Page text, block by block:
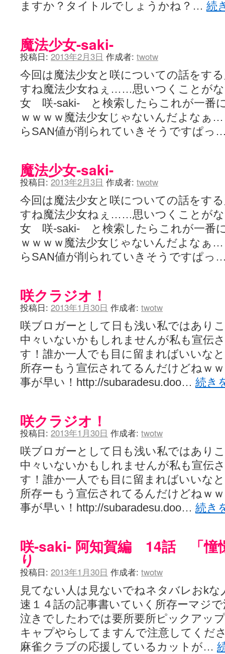
ますか？タイトルでしょうかね？… 続
魔法少女-saki-
投稿日: 2013年2月3日 作成者: twotw
今回は魔法少女と咲についての話をす
すね魔法少女ねぇ……思いつくことが
女 咲-saki- と検索したらこれが一番
ｗｗｗｗ魔法少女じゃないんだよな
らSAN値が削られていきそうですぱ
魔法少女-saki-
投稿日: 2013年2月3日 作成者: twotw
今回は魔法少女と咲についての話をす
すね魔法少女ねぇ……思いつくことが
女 咲-saki- と検索したらこれが一番
ｗｗｗｗ魔法少女じゃないんだよな
らSAN値が削られていきそうですぱ
咲クラジオ！
投稿日: 2013年1月30日 作成者: twotw
咲ブロガーとして日も浅い私ではあり
中々いないかもしれませんが私も宣伝
す！誰か一人でも目に留まればいいな
所存ーもう宣伝されてるんだけどねｗ
事が早い！http://subaradesu.doo… 続き
咲クラジオ！
投稿日: 2013年1月30日 作成者: twotw
咲ブロガーとして日も浅い私ではあり
中々いないかもしれませんが私も宣伝
す！誰か一人でも目に留まればいいな
所存ーもう宣伝されてるんだけどねｗ
事が早い！http://subaradesu.doo… 続き
咲-saki- 阿知賀編 14話 「憧
り
投稿日: 2013年1月30日 作成者: twotw
見てない人は見ないでねネタバレおk
速１４話の記事書いていく所存ーマジ
泣きでしたわでは要所要所ピックアッ
キャプやらしてますんで注意してくだ
麻雀クラブの応援しているカットが…